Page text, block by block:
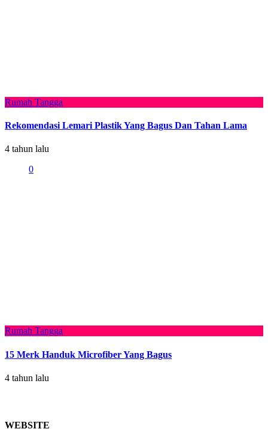
Rumah Tangga
Rekomendasi Lemari Plastik Yang Bagus Dan Tahan Lama
4 tahun lalu
0
Rumah Tangga
15 Merk Handuk Microfiber Yang Bagus
4 tahun lalu
WEBSITE